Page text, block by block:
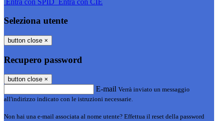
Entra con SPID Entra con CIE
Seleziona utente
button close ×
Recupero password
button close ×
E-mail Verrà inviato un messaggio
all'indirizzo indicato con le istruzioni necessarie.
Non hai una e-mail associata al nome utente? Effettua il reset della password